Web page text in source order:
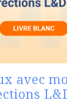
avec